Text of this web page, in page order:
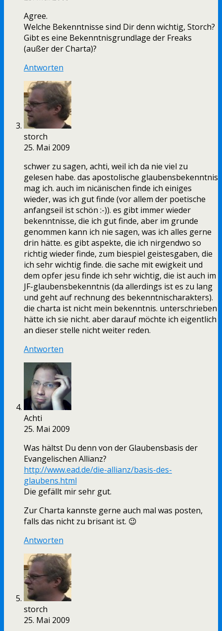
Agree.
Welche Bekenntnisse sind Dir denn wichtig, Storch?
Gibt es eine Bekenntnisgrundlage der Freaks
(außer der Charta)?
Antworten
storch
25. Mai 2009
schwer zu sagen, achti, weil ich da nie viel zu
gelesen habe. das apostolische glaubensbekenntnis
mag ich. auch im nicänischen finde ich einiges
wieder, was ich gut finde (vor allem der poetische
anfangseil ist schön :-)). es gibt immer wieder
bekenntnisse, die ich gut finde, aber im grunde
genommen kann ich nie sagen, was ich alles gerne
drin hätte. es gibt aspekte, die ich nirgendwo so
richtig wieder finde, zum biespiel geistesgaben, die
ich sehr wichtig finde. die sache mit ewigkeit und
dem opfer jesu finde ich sehr wichtig, die ist auch im
JF-glaubensbekenntnis (da allerdings ist es zu lang
und geht auf rechnung des bekenntnischarakters).
die charta ist nicht mein bekenntnis. unterschrieben
hätte ich sie nicht. aber darauf möchte ich eigentlich
an dieser stelle nicht weiter reden.
Antworten
Achti
25. Mai 2009
Was hältst Du denn von der Glaubensbasis der
Evangelischen Allianz?
http://www.ead.de/die-allianz/basis-des-
glaubens.html
Die gefällt mir sehr gut.
Zur Charta kannste gerne auch mal was posten,
falls das nicht zu brisant ist. 😉
Antworten
storch
25. Mai 2009